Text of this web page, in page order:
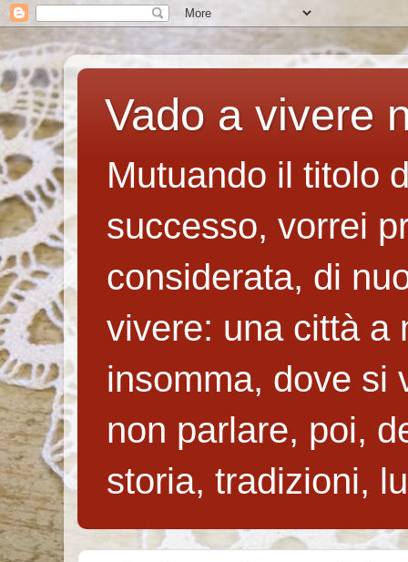
Vado a vivere
Mutuando il titolo
successo, vorrei
considerata, di
vivere: una città a
insomma, dove si
non parlare, poi,
storia, tradizioni,